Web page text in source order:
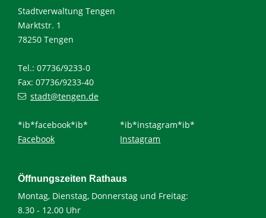
Stadtverwaltung Tengen
Marktstr. 1
78250 Tengen
Tel.: 07736/9233-0
Fax: 07736/9233-40
stadt@tengen.de
*ib*facebook*ib*
Facebook
*ib*instagram*ib*
Instagram
Öffnungszeiten Rathaus
Montag, Dienstag, Donnerstag und Freitag:
8.30 - 12.00 Uhr